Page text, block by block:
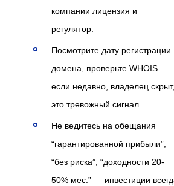
компании лицензия и
регулятор.
Посмотрите дату регистрации
домена, проверьте WHOIS —
если недавно, владелец скрыт,
это тревожный сигнал.
Не ведитесь на обещания
“гарантированной прибыли”,
“без риска”, “доходности 20-
50% мес.” — инвестиции